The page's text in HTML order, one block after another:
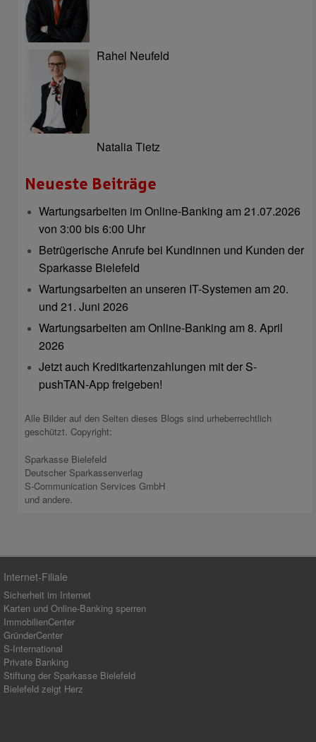
Rahel Neufeld
Natalia Tietz
Neueste Beiträge
Wartungsarbeiten im Online-Banking am 21.07.2026
von 3:00 bis 6:00 Uhr
Betrügerische Anrufe bei Kundinnen und Kunden der
Sparkasse Bielefeld
Wartungsarbeiten an unseren IT-Systemen am 20.
und 21. Juni 2026
Wartungsarbeiten am Online-Banking am 8. April
2026
Jetzt auch Kreditkartenzahlungen mit der S-
pushTAN-App freigeben!
Alle Bilder auf den Seiten dieses Blogs sind urheberrechtlich
geschützt. Copyright:
Sparkasse Bielefeld
Deutscher Sparkassenverlag
S-Communication Services GmbH
und andere.
Internet-Filiale
Sicherheit im Internet
Karten und Online-Banking sperren
ImmobilienCenter
GründerCenter
S-International
Private Banking
Stiftung der Sparkasse Bielefeld
Bielefeld zeigt Herz